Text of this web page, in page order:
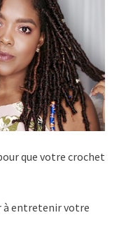
que votre crochet
à entretenir votre